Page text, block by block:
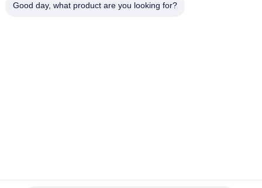
Good day, what product are you looking for?